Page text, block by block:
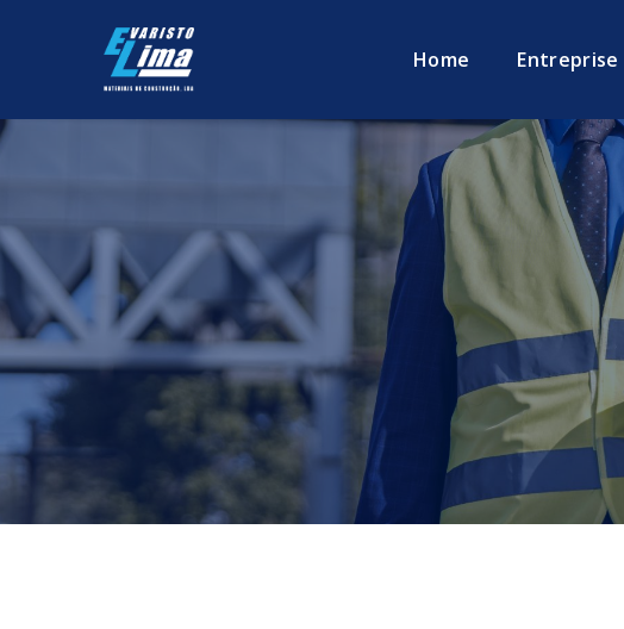
Home Entreprise